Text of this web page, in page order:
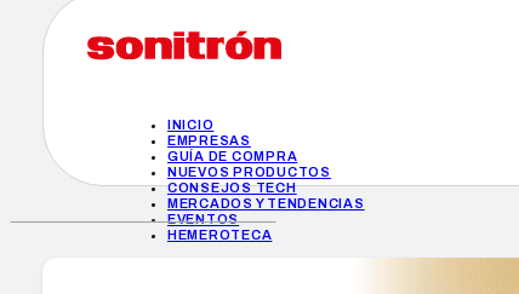
INICIO
EMPRESAS
GUÍA DE COMPRA
NUEVOS PRODUCTOS
CONSEJOS TECH
MERCADOS Y TENDENCIAS
EVENTOS
HEMEROTECA